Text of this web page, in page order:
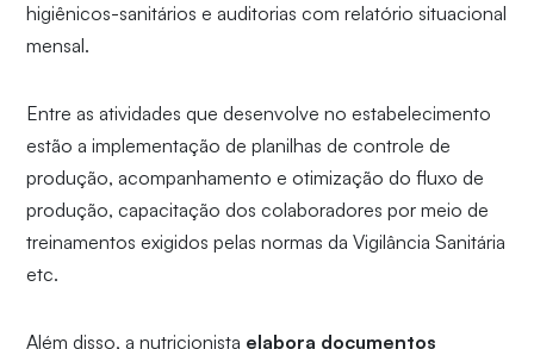
higiênicos-sanitários e auditorias com relatório situacional
mensal.
Entre as atividades que desenvolve no estabelecimento
estão a implementação de planilhas de controle de
produção, acompanhamento e otimização do fluxo de
produção, capacitação dos colaboradores por meio de
treinamentos exigidos pelas normas da Vigilância Sanitária
etc.
Além disso, a nutricionista elabora documentos